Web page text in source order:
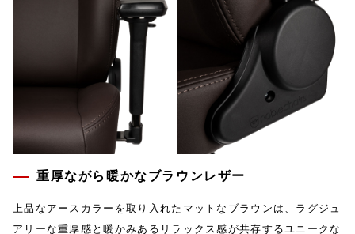
重厚ながら暖かなブラウンレザー
上品なアースカラーを取り入れたマットなブラウンは、ラグジュ
アリーな重厚感と暖かみあるリラックス感が共存するユニークな